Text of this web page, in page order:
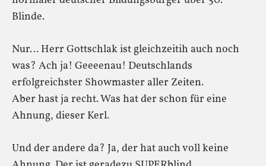
Blinde.
Nur… Herr Gottschlak ist gleichzeitih auch noch
was? Ach ja! Geeeenau! Deutschlands
erfolgreichster Showmaster aller Zeiten.
Aber hast ja recht. Was hat der schon für eine
Ahnung, dieser Kerl.
Und der andere da? Ja, der hat auch voll keine